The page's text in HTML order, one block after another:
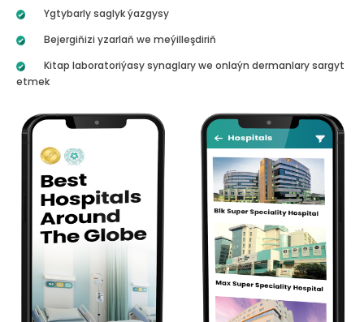
Ygtybarly saglyk ýazgysy
Bejergiňizi yzarlaň we meýilleşdiriň
Kitap laboratoriýasy synaglary we onlaýn dermanlary sargyt
etmek